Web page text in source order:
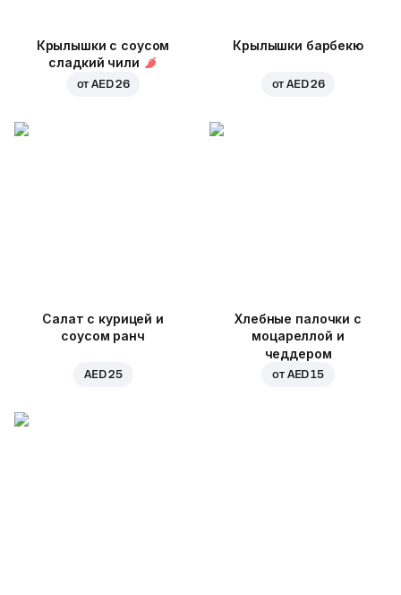
Крылышки с соусом
сладкий чили
отAED 26
Крылышки барбекю
отAED 26
Салат с курицей и
соусом ранч
AED 25
Хлебные палочки с
моцареллой и
чеддером
от AED 15